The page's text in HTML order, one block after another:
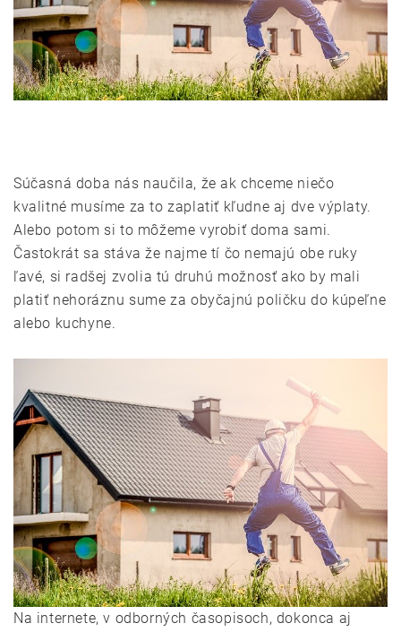
Súčasná doba nás naučila, že ak chceme niečo
kvalitné musíme za to zaplatiť kľudne aj dve výplaty.
Alebo potom si to môžeme vyrobiť doma sami.
Častokrát sa stáva že najme tí čo nemajú obe ruky
ľavé, si radšej zvolia tú druhú možnosť ako by mali
platiť nehoráznu sume za obyčajnú poličku do kúpeľne
alebo kuchyne.
Na internete, v odborných časopisoch, dokonca aj